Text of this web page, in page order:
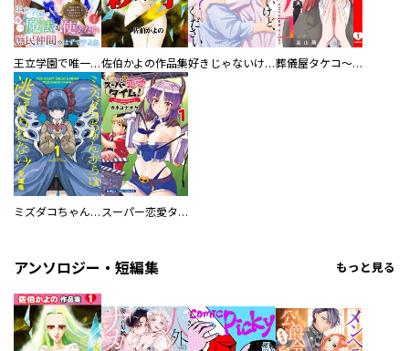
王立学園で唯一魔法が使えない庶民仲間のはずですよね～実は王子様で私を溺愛しているなんて告白はやめてください～佐伯かよの作品集 好きじゃないけど、抱いてください【電子単行本版／特典おまけ付き】 葬儀屋タケコ～あなたの最期、叶えます【電子単行本版】
ミズダコちゃんからは逃げられない！ スーパー恋愛タイム！～現場でドＳな彼女は自宅でデレる～
アンソロジー・短編集 もっと見る